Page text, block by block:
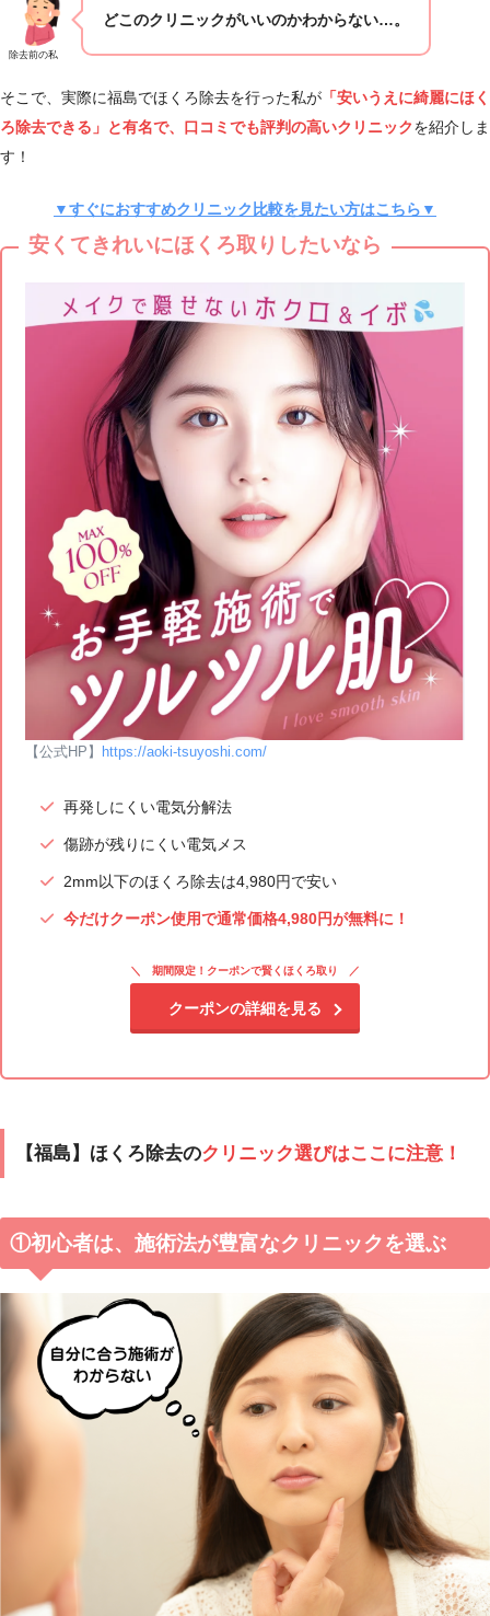
除去前の私
どこのクリニックがいいのかわからない…。
そこで、実際に福島でほくろ除去を行った私が 「安いうえに綺麗にほく
ろ除去できる」と有名で、口コミでも評判の高いクリニックを紹介しま
す！
▼すぐにおすすめクリニック比較を見たい方はこちら▼
安くてきれいにほくろ取りしたいなら
【公式HP】 https://aoki-tsuyoshi.com/
再発しにくい電気分解法
傷跡が残りにくい電気メス
2mm以下のほくろ除去は4,980円で安い
今だけクーポン使用で通常価格4,980円が無料に！
期間限定！クーポンで賢くほくろ取り
クーポンの詳細を見る
【福島】ほくろ除去のクリニック選びはここに注意！
①初心者は、施術法が豊富なクリニックを選ぶ